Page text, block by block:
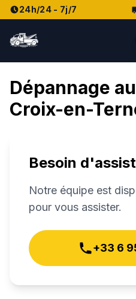
24h/24 - 7j/7
Dépannage
Croix-en-
Besoin
Notre équipe est
pour vous assister.
+33 6